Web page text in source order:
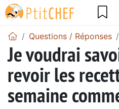
Questions / Réponses
Je voudrai
revoir les
semaine